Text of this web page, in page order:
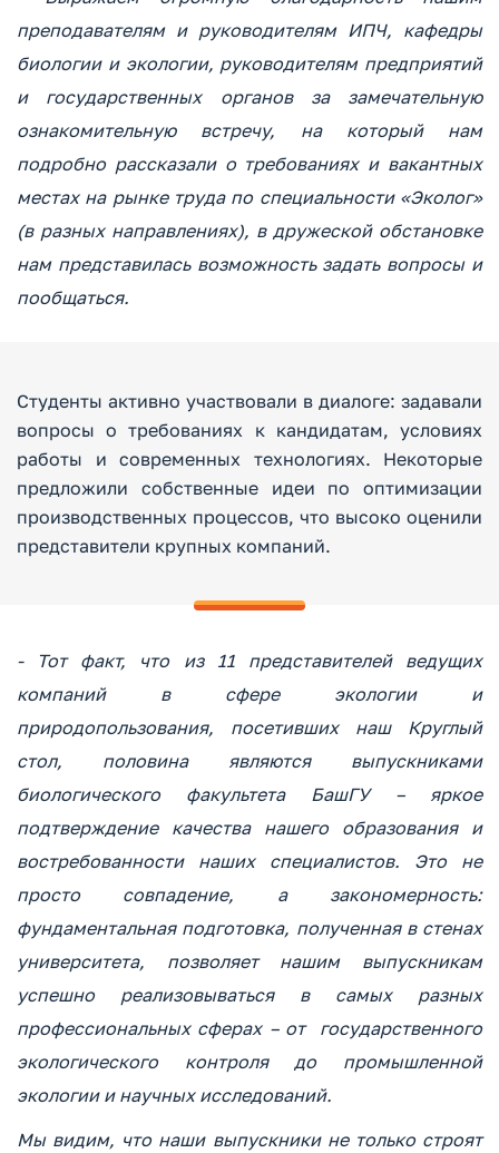
преподавателям и руководителям ИПЧ, кафедры
биологии и экологии, руководителям предприятий
и государственных органов за замечательную
ознакомительную встречу, на который нам
подробно рассказали о требованиях и вакантных
местах на рынке труда по специальности «Эколог»
(в разных направлениях), в дружеской обстановке
нам представилась возможность задать вопросы и
пообщаться.
Студенты активно участвовали в диалоге: задавали
вопросы о требованиях к кандидатам, условиях
работы и современных технологиях. Некоторые
предложили собственные идеи по оптимизации
производственных процессов, что высоко оценили
представители крупных компаний.
- Тот факт, что из 11 представителей ведущих
компаний в сфере экологии и
природопользования, посетивших наш Круглый
стол, половина являются выпускниками
биологического факультета БашГУ – яркое
подтверждение качества нашего образования и
востребованности наших специалистов. Это не
просто совпадение, а закономерность:
фундаментальная подготовка, полученная в стенах
университета, позволяет нашим выпускникам
успешно реализовываться в самых разных
профессиональных сферах – от государственного
экологического контроля до промышленной
экологии и научных исследований.
Мы видим, что наши выпускники не только строят